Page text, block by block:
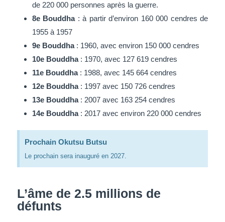
de 220 000 personnes après la guerre.
8e Bouddha: à partir d’environ 160 000 cendres de
1955 à 1957
9e Bouddha: 1960, avec environ 150 000 cendres
10e Bouddha: 1970, avec 127 619 cendres
11e Bouddha: 1988, avec 145 664 cendres
12e Bouddha: 1997 avec 150 726 cendres
13e Bouddha: 2007 avec 163 254 cendres
14e Bouddha: 2017 avec environ 220 000 cendres
Prochain Okutsu Butsu
Le prochain sera inauguré en 2027.
L’âme de 2.5 millions de
défunts